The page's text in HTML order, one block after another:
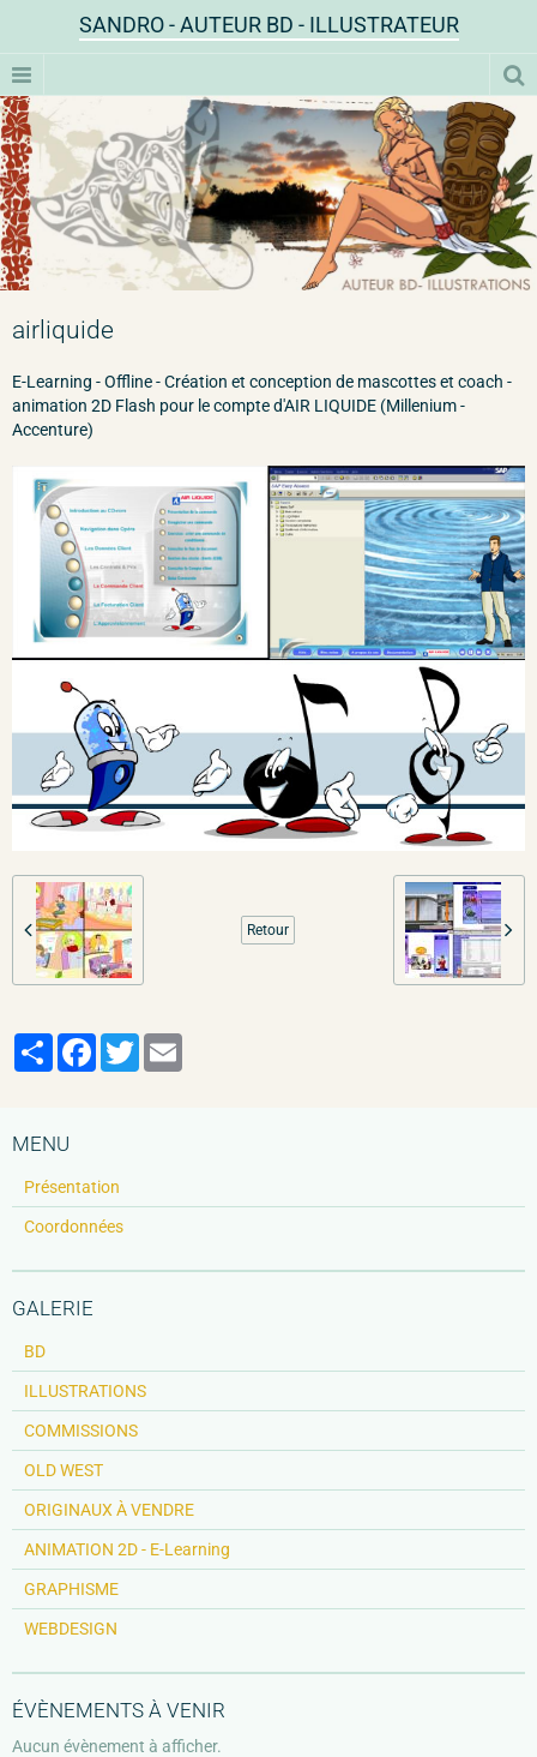
SANDRO - AUTEUR BD - ILLUSTRATEUR
airliquide
E-Learning - Offline - Création et conception de mascottes et coach -
animation 2D Flash pour le compte d'AIR LIQUIDE (Millenium -
Accenture)
Retour
PartagerFacebook
Twitter
MENU
Présentation
Coordonnées
GALERIE
BD
ILLUSTRATIONS
COMMISSIONS
OLD WEST
ORIGINAUX À VENDRE
ANIMATION 2D - E-Learning
GRAPHISME
WEBDESIGN
ÉVÈNEMENTS À VENIR
Aucun évènement à afficher.